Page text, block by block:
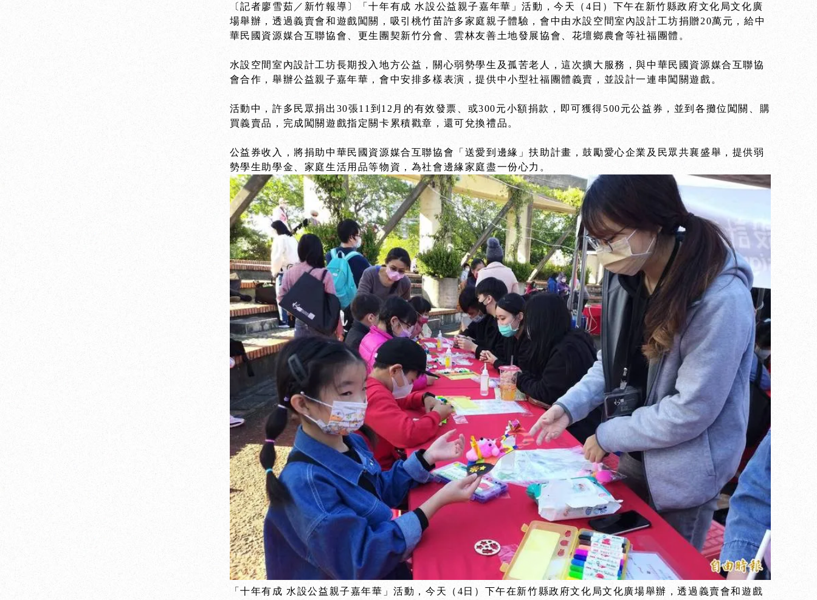
〔記者廖雪茹／新竹報導〕「十年有成 水設公益親子嘉年華」活動，今天（4日）下午在新竹縣政府文化局文化廣
場舉辦，透過義賣會和遊戲闖關，吸引桃竹苗許多家庭親子體驗，會中由水設空間室內設計工坊捐贈20萬元，給中
華民國資源媒合互聯協會、更生團契新竹分會、雲林友善土地發展協會、花壇鄉農會等社福團體。
水設空間室內設計工坊長期投入地方公益，關心弱勢學生及孤苦老人，這次擴大服務，與中華民國資源媒合互聯協
會合作，舉辦公益親子嘉年華，會中安排多樣表演，提供中小型社福團體義賣，並設計一連串闖關遊戲。
活動中，許多民眾捐出30張11到12月的有效發票、或300元小額捐款，即可獲得500元公益券，並到各攤位闖關、購
買義賣品，完成闖關遊戲指定關卡累積戳章，還可兌換禮品。
公益券收入，將捐助中華民國資源媒合互聯協會「送愛到邊緣」扶助計畫，鼓勵愛心企業及民眾共襄盛舉，提供弱
勢學生助學金、家庭生活用品等物資，為社會邊緣家庭盡一份心力。
「十年有成 水設公益親子嘉年華」活動，今天（4日）下午在新竹縣政府文化局文化廣場舉辦，透過義賣會和遊戲